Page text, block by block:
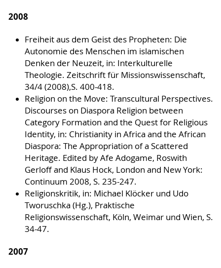
2008
Freiheit aus dem Geist des Propheten: Die
Autonomie des Menschen im islamischen
Denken der Neuzeit, in: Interkulturelle
Theologie. Zeitschrift für Missionswissenschaft,
34/4 (2008),S. 400-418.
Religion on the Move: Transcultural Perspectives.
Discourses on Diaspora Religion between
Category Formation and the Quest for Religious
Identity, in: Christianity in Africa and the African
Diaspora: The Appropriation of a Scattered
Heritage. Edited by Afe Adogame, Roswith
Gerloff and Klaus Hock, London and New York:
Continuum 2008, S. 235-247.
Religionskritik, in: Michael Klöcker und Udo
Tworuschka (Hg.), Praktische
Religionswissenschaft, Köln, Weimar und Wien, S.
34-47.
2007